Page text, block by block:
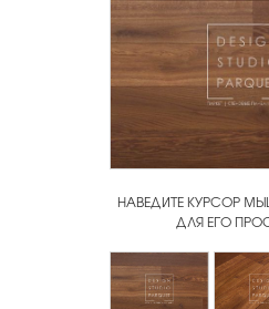
НАВЕДИТЕ КУРСОР
ДЛЯ ЕГО